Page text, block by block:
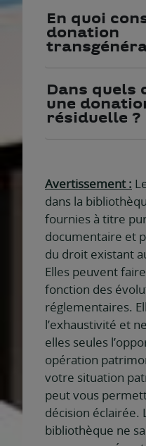
En quoi
donation
Dans quels
une
résiduelle ?
Avertissement :
dans la
fournies à titre
documentaire et
du droit existant
Elles peuvent
fonction des
réglementaires.
l’exhaustivité et
elles seules
opération
votre situation
peut vous
décision éclairée.
bibliothèque ne